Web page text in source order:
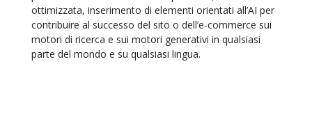
ottimizzata, inserimento di elementi orientati all’AI per
contribuire al successo del sito o dell’e-commerce sui
motori di ricerca e sui motori generativi in qualsiasi
parte del mondo e su qualsiasi lingua.